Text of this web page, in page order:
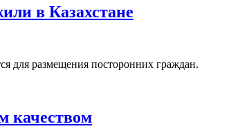
в Казахстане
для размещения посторонних граждан.
качеством